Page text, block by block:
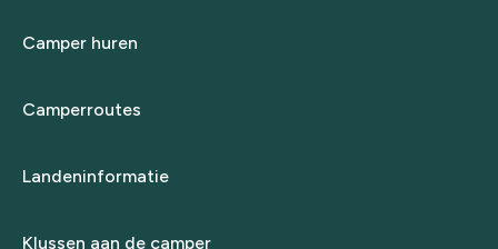
Camper huren
Camperroutes
Landeninformatie
Klussen aan de camper